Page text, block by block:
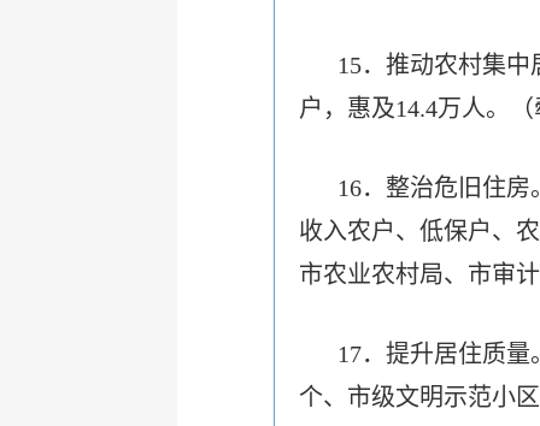
15．推动农村集
户，惠及14.4万人。
16．整治危旧住
收入农户、低保户、
市农业农村局、市审
17．提升居住质
个、市级文明示范小